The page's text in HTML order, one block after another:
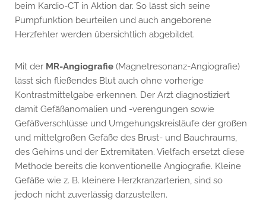
beim Kardio-CT in Aktion dar. So lässt sich seine
Pumpfunktion beurteilen und auch angeborene
Herzfehler werden übersichtlich abgebildet.
Mit der MR-Angiografie (Magnetresonanz-Angiografie)
lässt sich fließendes Blut auch ohne vorherige
Kontrastmittelgabe erkennen. Der Arzt diagnostiziert
damit Gefäßanomalien und -verengungen sowie
Gefäßverschlüsse und Umgehungskreisläufe der großen
und mittelgroßen Gefäße des Brust- und Bauchraums,
des Gehirns und der Extremitäten. Vielfach ersetzt diese
Methode bereits die konventionelle Angiografie. Kleine
Gefäße wie z. B. kleinere Herzkranzarterien, sind so
jedoch nicht zuverlässig darzustellen.